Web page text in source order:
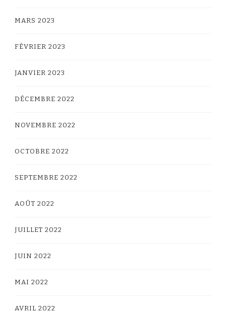
MARS 2023
FÉVRIER 2023
JANVIER 2023
DÉCEMBRE 2022
NOVEMBRE 2022
OCTOBRE 2022
SEPTEMBRE 2022
AOÛT 2022
JUILLET 2022
JUIN 2022
MAI 2022
AVRIL 2022